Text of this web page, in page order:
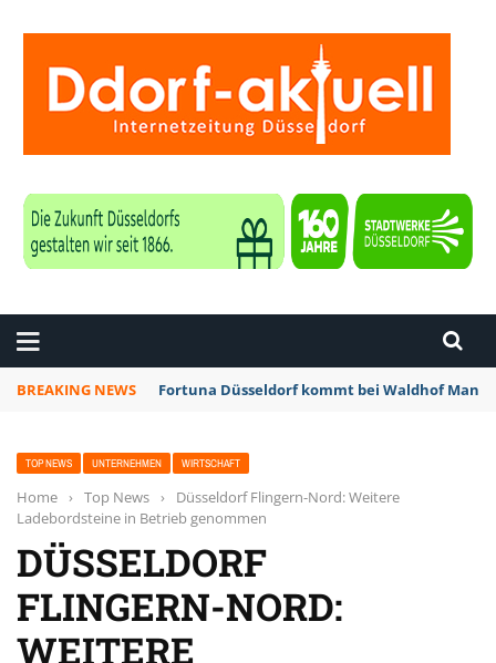
BREAKING NEWS Fortuna Düsseldorf kommt bei Waldhof
TOP NEWS UNTERNEHMEN WIRTSCHAFT
Home › Top News ›
Düsseldorf Flingern-Nord: Weitere
Ladebordsteine in Betrieb genommen
DÜSSELDORF
FLINGERN-NORD:
WEITERE